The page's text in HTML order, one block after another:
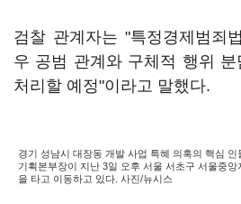
검찰 관계자는 "특정경제범죄
우 공범 관계와 구체적 행위
처리할 예정"이라고 말했다.
경기 성남시 대장동 개발 사업 특혜 의혹의 핵심
기획본부장이 지난 3일 오후 서울 서초구 서울중
을 타고 이동하고 있다. 사진/뉴시스